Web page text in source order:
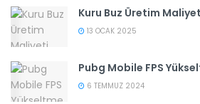
Kuru Buz Üretim
13 OCAK 2025
Pubg Mobile FPS
6 TEMMUZ 2024